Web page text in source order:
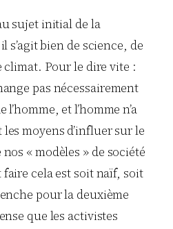
sujet initial de la
s’agit bien de science, de
Pour le dire vite :
pas nécessairement
l’homme, et l’homme n’a
moyens d’influer sur le
« modèles » de société
cela est soit naïf, soit
pour la deuxième
que les activistes